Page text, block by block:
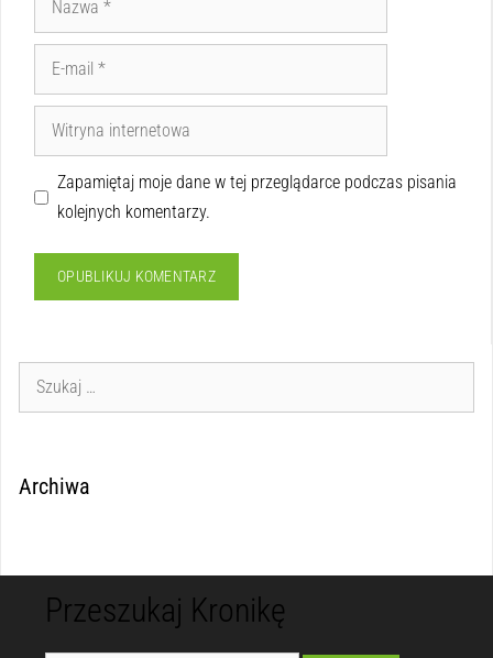
Zapamiętaj moje dane w tej przeglądarce podczas pisania
kolejnych komentarzy.
Archiwa
Przeszukaj Kronikę